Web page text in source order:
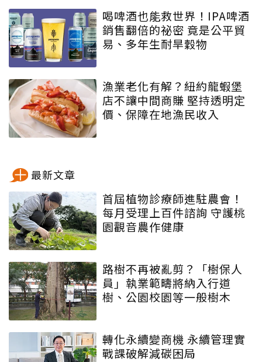
喝啤酒也能救世界！IPA啤酒
銷售翻倍的祕密 竟是公平貿
易、多年生耐旱穀物
漁業老化有解？紐約龍蝦堡
店不讓中間商賺 堅持透明定
價、保障在地漁民收入
最新文章
首屆植物診療師進駐農會！
每月受理上百件諮詢 守護桃
園觀音農作健康
路樹不再被亂剪？「樹保人
員」執業範疇將納入行道
樹、公園校園等一般樹木
轉化永續變商機 永續管理實
戰課破解減碳困局